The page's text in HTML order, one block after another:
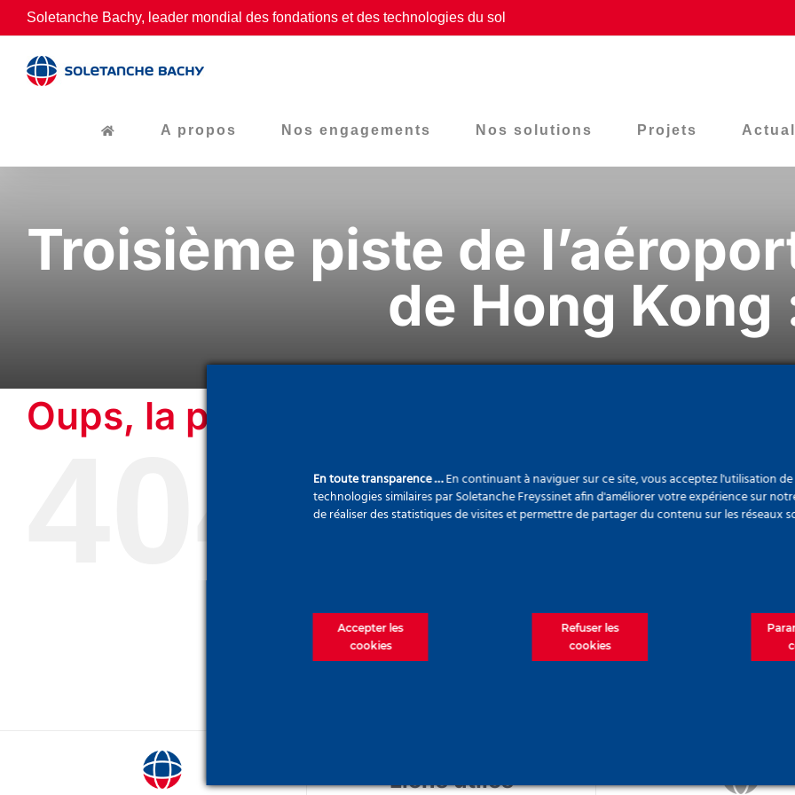
Passer
au
contenu
Soletanche Bachy, leader mondial des fondations et des technologies du sol
A propos Nos engagements Nos solutions Projets
Troisième piste de
de Hong Kong
Oups, la page que vous recherchez
Liens utiles
Accueil
Liens utiles
En toute transparence …En continuant à naviguer sur ce site, vous acceptez l'utilisation
technologies similaires par Soletanche Freyssinet afin d'améliorer votre expérience sur
de réaliser des statistiques de visites et permettre de partager du contenu sur les réseaux
Accepter les
cookies
Refuser les
cookies